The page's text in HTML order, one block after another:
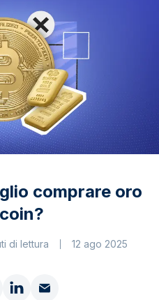
comprare oro
di lettura 12 ago 2025